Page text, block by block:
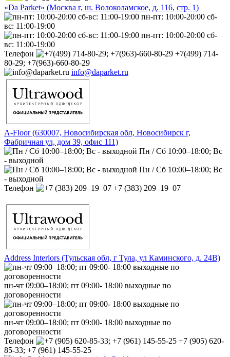
«Da Parket» (Москва г, ш. Волоколамское, д. 116, стр. 1)
пн-пт: 10:00-20:00 сб-
вс: 11:00-19:00
пн-пт: 10:00-20:00 сб-
вс: 11:00-19:00
Телефон
+7(499) 714-
80-29; +7(963)-660-80-29
info@daparket.ru
A-Floor (630007, Новосибирская обл, Новосибирск г,
Фабричная ул, дом 39, офис 111)
Пн / Сб 10:00–18:00; Вс
- выходной
Пн / Сб 10:00–18:00; Вс
- выходной
Телефон
+7 (383) 209‒19‒07
Address Interiors (Тульская обл, г Тула, ул Каминского, д. 24В)
пн-чт 09:00–18:00; пт 09:00- 18:00 выходные по
договоренности
пн-чт 09:00–18:00; пт 09:00- 18:00 выходные по
договоренности
Телефон
+7 (905) 620-
85-33; +7 (961) 145-55-25